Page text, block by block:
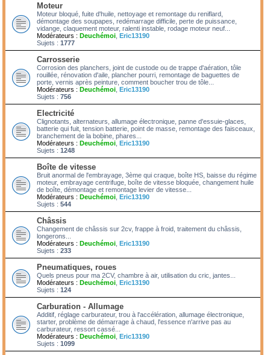
Moteur
Moteur bloqué, fuite d'huile, nettoyage et remontage du reniflard,
démontage des soupapes, redémarrage difficile, perte de puissance,
vidange, claquement moteur, ralenti instable, rodage moteur neuf...
Modérateurs : Deuchémoi Eric13190
Sujets : 1777
Carrosserie
Corrosion des planchers, joint de custode ou de trappe d'aération, tôle
rouillée, rénovation d'aile, plancher pourri, remontage de baguettes de
porte, vernis après peinture, comment boucher trou de tôle...
Modérateurs : Deuchémoi Eric13190
Sujets : 756
Electricité
Clignotants, alternateurs, allumage électronique, panne d'essuie-glaces,
batterie qui fuit, tension batterie, point de masse, remontage des faisceaux,
branchement de la bobine, phares...
Modérateurs : Deuchémoi Eric13190
Sujets : 1248
Boîte de vitesse
Bruit anormal de l'embrayage, 3ème qui craque, boîte HS, baisse du régime
moteur, embrayage centrifuge, boîte de vitesse bloquée, changement huile
de boîte, démontage et remontage levier de vitesse...
Modérateurs : Deuchémoi Eric13190
Sujets : 544
Châssis
Changement de châssis sur 2cv, frappe à froid, traitement du châssis,
longerons...
Modérateurs : Deuchémoi Eric13190
Sujets : 233
Pneumatiques, roues
Quels pneus pour ma 2CV, chambre à air, utilisation du cric, jantes...
Modérateurs : Deuchémoi Eric13190
Sujets : 124
Carburation - Allumage
Additif, réglage carburateur, trou à l'accélération, allumage électronique,
starter, problème de démarrage à chaud, l'essence n'arrive pas au
carburateur, ressort cassé...
Modérateurs : Deuchémoi Eric13190
Sujets : 1099